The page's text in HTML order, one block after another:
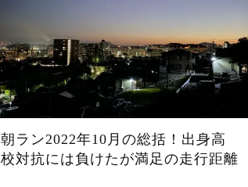
朝ラン2022年10月の総括！出身高
校対抗には負けたが満足の走行距離